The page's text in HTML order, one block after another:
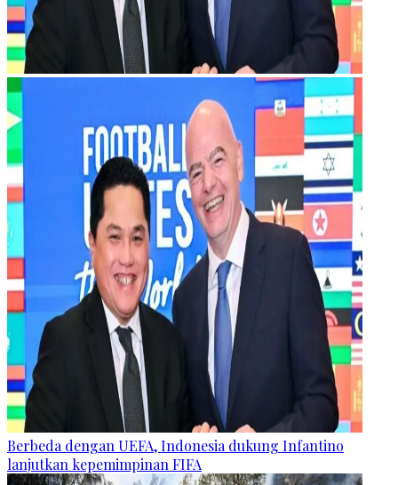
Berbeda dengan UEFA, Indonesia dukung Infantino
lanjutkan kepemimpinan FIFA